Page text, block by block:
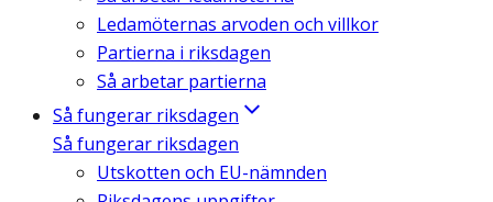
Ledamöternas arvoden och villkor
Partierna i riksdagen
Så arbetar partierna
Så fungerar riksdagen
Så fungerar riksdagen
Utskotten och EU-nämnden